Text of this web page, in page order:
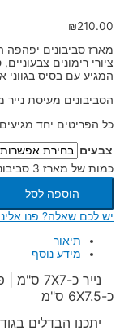
₪210.00
ציורי רימונים
המגיע עם בסיס בגווני
הסביבונים מעיסת נייר
כל הפריטים יחד
צבעים
כמות של מארז 3 סביבונים #2
הוספה לסל
יש לכם שאלה? פנו
תיאור
מידע נוסף
כ-6X7.5 ס"מ
יתכנו הבדלים